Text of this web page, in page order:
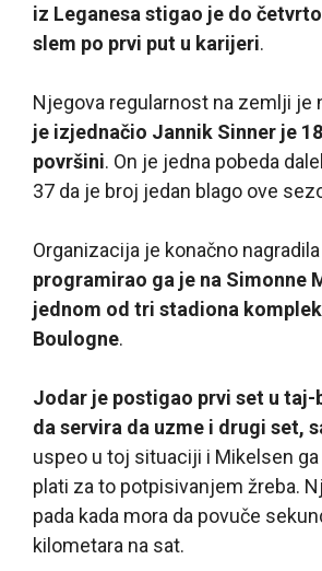
iz Leganesa stigao je do
slem po prvi put u karijeri.
Njegova regularnost na zemlji je
je izjednačio Jannik Sinner je
površini. On je jedna pobeda
37 da je broj jedan blago ove
Organizacija je konačno
programirao ga je na Simonne
jednom od tri stadiona
Boulogne.
Jodar je postigao prvi set u taj-
da servira da uzme i drugi set,
uspeo u toj situaciji i Mikelsen ga
plati za to potpisivanjem žreba.
pada kada mora da povuče
kilometara na sat.